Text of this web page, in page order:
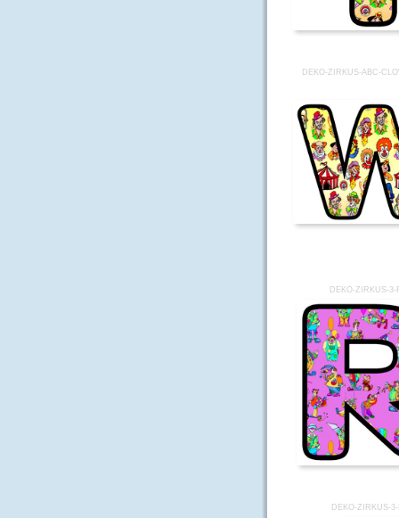
DEKO-ZIRKUS-ABC-
DEKO-ZIRKUS-3-
DEKO-ZIRKUS-